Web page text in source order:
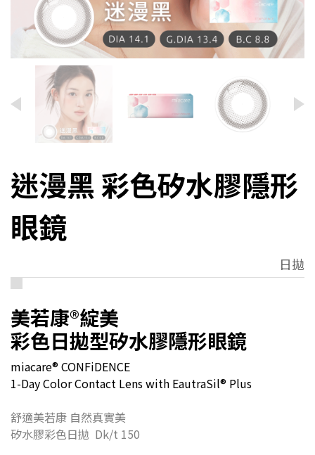
迷漫黑 彩色矽水膠隱形
眼鏡
日拋
美若康®綻美
彩色日拋型矽水膠隱形眼鏡
miacare® CONFiDENCE
1-Day Color Contact Lens with EautraSil® Plus
舒適美若康 自然真實美
矽水膠彩色日拋 Dk/t 150